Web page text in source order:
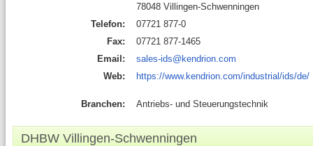
78048 Villingen-Schwenningen
Telefon:
07721 877-0
Fax:
07721 877-1465
Email:
sales-ids@kendrion.com
Web:
https://www.kendrion.com/industrial/ids/de/
Branchen: Antriebs- und Steuerungstechnik
DHBW Villingen-Schwenningen